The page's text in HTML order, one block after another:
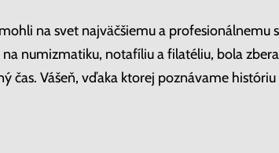
na svet najväčšiemu a profesionálnemu
numizmatiku, notafíliu a filatéliu, bola
čas. Vášeň, vďaka ktorej poznávame